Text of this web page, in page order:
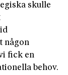
skulle
någon
fick en
behov.